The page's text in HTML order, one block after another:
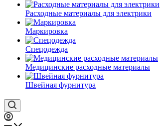
Расходные материалы для электрики
Маркировка
Спецодежда
Медицинские расходные материалы
Швейная фурнитура